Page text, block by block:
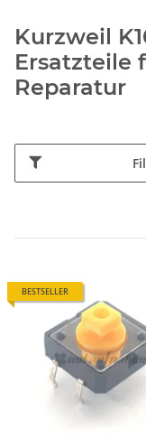
Kurzweil
Ersatzteile
Reparatur
BESTSELLER